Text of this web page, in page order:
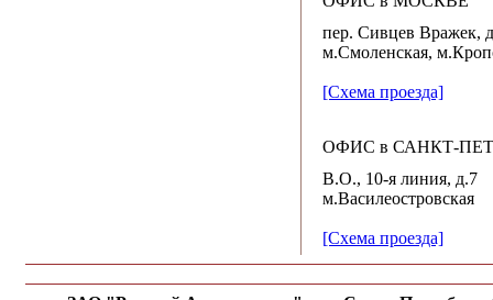
пер. Сивцев Вражек,
м.Смоленская,
[Схема проезда]
ОФИС в САНКТ-
В.О., 10-я линия, д.7
м.Василеостровская
[Схема проезда]